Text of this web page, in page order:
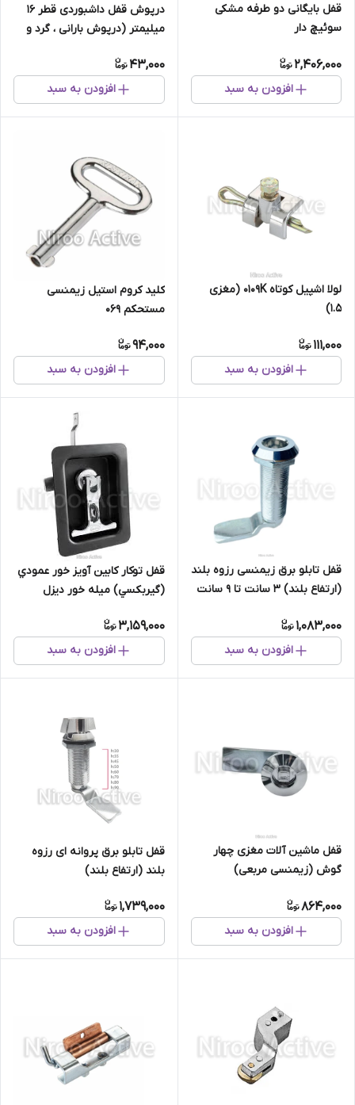
قفل بایگانی دو طرفه مشکی
سوئیچ دار
2,406,000
افزودن به سبد
درپوش قفل داشبوردی قطر 16
میلیمتر (درپوش بارانی ، گرد و
43,000
افزودن به سبد
لولا اشپیل کوتاه ۰۱۰۹K (مغزی
1.5)
111,000
افزودن به سبد
کلید کروم استیل زیمنسی
مستحکم ۰۶۹
94,000
افزودن به سبد
قفل تابلو برق زیمنسی رزوه بلند
(ارتفاع بلند) ۳ سانت تا ۹ سانت
1,083,000
افزودن به سبد
قفل توكار کابین آويز خور عمودي
(گيربكسي) میله خور دیزل
3,159,000
افزودن به سبد
قفل ماشین آلات مغزی چهار
گوش (زیمنسی مربعی)
864,000
افزودن به سبد
قفل تابلو برق پروانه ای رزوه
بلند (ارتفاع بلند)
1,739,000
افزودن به سبد